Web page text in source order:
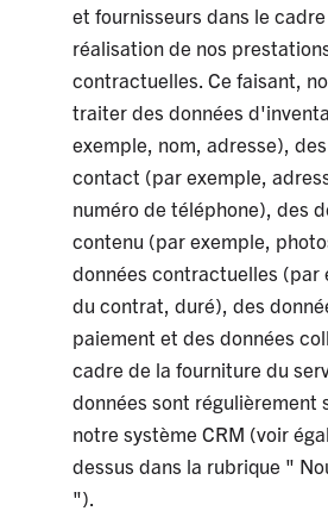
et fournisseurs dans le
réalisation de nos
contractuelles. Ce faisant,
traiter des données
exemple, nom, adresse),
contact (par exemple,
numéro de téléphone), des
contenu (par exemple,
données contractuelles (par
du contrat, duré), des
paiement et des données
cadre de la fourniture du
données sont régulièrement
notre système CRM (voir
dessus dans la rubrique "
").